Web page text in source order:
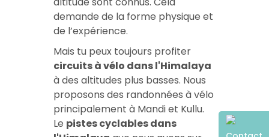
demande de la forme physique et
de l’expérience.
Mais tu peux toujours profiter
circuits à vélo dans l'Himalaya
à des altitudes plus basses. Nous
proposons des randonnées à vélo
principalement à Mandi et Kullu.
Le pistes cyclables dans